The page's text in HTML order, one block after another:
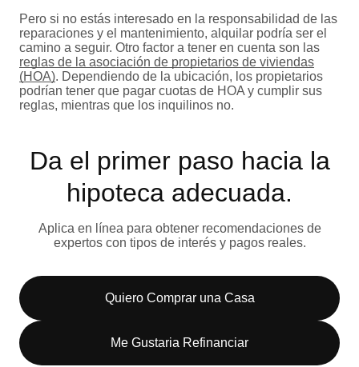
Pero si no estás interesado en la responsabilidad de las
reparaciones y el mantenimiento, alquilar podría ser el
camino a seguir. Otro factor a tener en cuenta son las
reglas de la asociación de propietarios de viviendas
(HOA). Dependiendo de la ubicación, los propietarios
podrían tener que pagar cuotas de HOA y cumplir sus
reglas, mientras que los inquilinos no.
Da el primer paso hacia la
hipoteca adecuada.
Aplica en línea para obtener recomendaciones de
expertos con tipos de interés y pagos reales.
Quiero Comprar una Casa
Me Gustaria Refinanciar